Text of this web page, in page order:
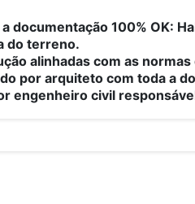
documentação 100% OK:
do terreno.
alinhadas com as
por arquiteto com toda a
engenheiro civil